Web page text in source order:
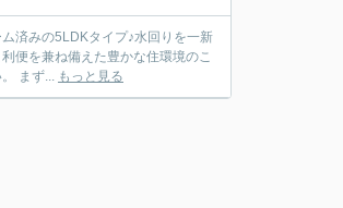
済みの5LDKタイプ♪水回りを一新
便を兼ね備えた豊かな住環境のこ
ちらのリフォーム邸で、大満足ライフを満喫してみませんか。是非一度、実際に現地をご覧になってみてください。 まず... もっと見る